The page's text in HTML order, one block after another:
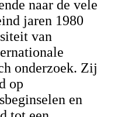
naar de vele
jaren 1980
van
onderzoek. Zij
op
en